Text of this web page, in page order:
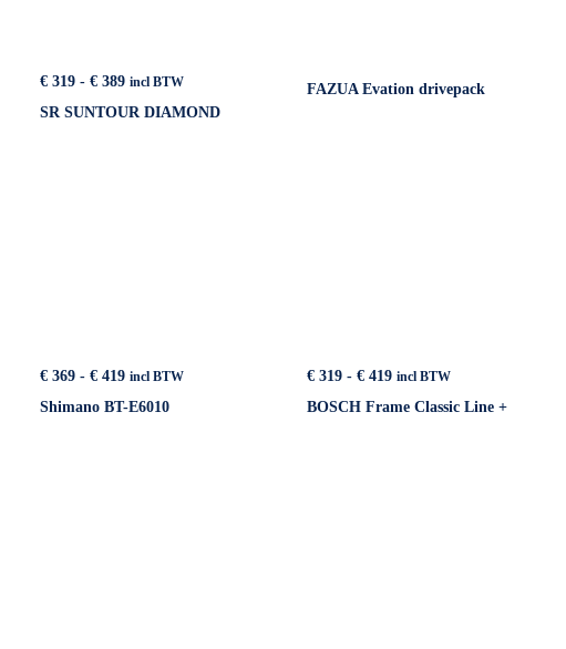
€ 319 - € 389Prijsklasse:
tot
incl BTW
SR SUNTOUR DIAMOND
FAZUA Evation drivepack
€ 369 - € 419Prijsklasse:
tot
incl BTW
Shimano BT-E6010
€319 - €419Prijsklasse:
tot
incl BTW
BOSCH Frame Classic Line +